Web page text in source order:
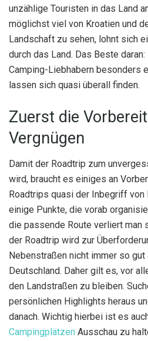
unzählige Touristen in das Land
möglichst viel von Kroatien und
Landschaft zu sehen, lohnt sich
durch das Land. Das Beste
Camping-Liebhabern besonders
lassen sich quasi überall finden.
Zuerst die
Vergnügen
Damit der Roadtrip zum
wird, braucht es einiges an
Roadtrips quasi der Inbegriff von
einige Punkte, die vorab
die passende Route verliert man
der Roadtrip wird zur
Nebenstraßen nicht immer so
Deutschland. Daher gilt es, vor
den Landstraßen zu bleiben.
persönlichen Highlights heraus
danach. Wichtig hierbei ist es
Campingplätzen Ausschau zu